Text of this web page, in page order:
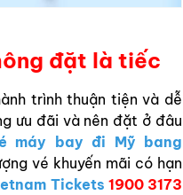
đặt là tiếc
trình thuận tiện và dễ
ưu đãi và nên đặt ở đâu
máy bay đi Mỹ bang
vé khuyến mãi có hạn
Tickets 1900 3173